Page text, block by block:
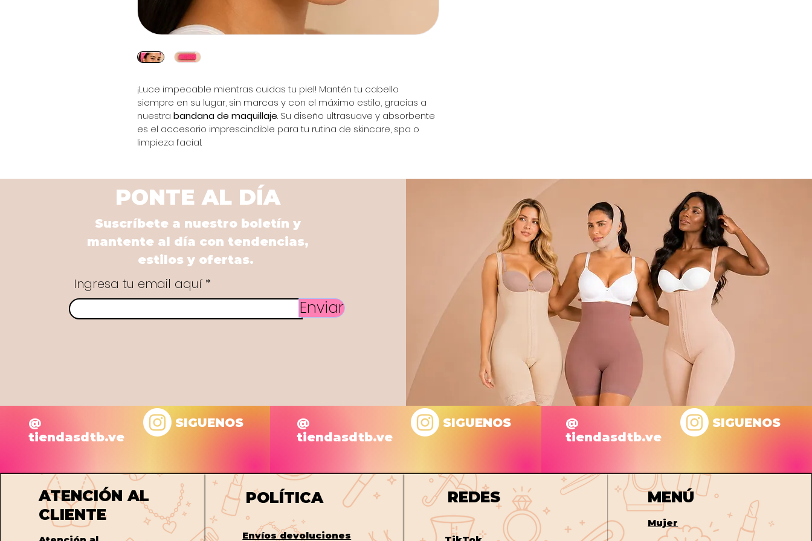
¡Luce impecable mientras cuidas tu piel! Mantén tu cabello
siempre en su lugar, sin marcas y con el máximo estilo, gracias a
nuestra bandana de maquillaje. Su diseño ultrasuave y absorbente
es el accesorio imprescindible para tu rutina de skincare, spa o
limpieza facial.
PONTE AL DÍA
Suscríbete a nuestro boletín y
mantente al día con tendencias,
estilos y ofertas.
Ingresa tu email aquí
Enviar
@
tiendasdtb.ve
SIGUENOS
@
tiendasdtb.ve
SIGUENOS
@
tiendasdtb.ve
SIGUENOS
ATENCIÓN AL
CLIENTE
POLÍTICA
Envíosdevoluciones
REDES MENÚ
Mujer